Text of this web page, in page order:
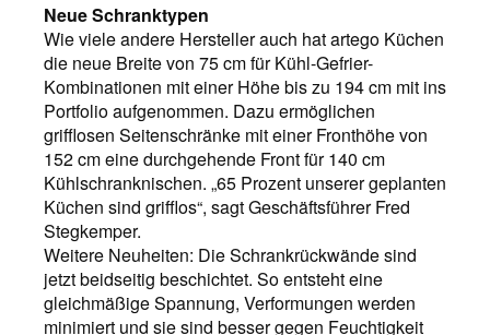
Neue Schranktypen
Wie viele andere Hersteller auch hat artego Küchen
die neue Breite von 75 cm für Kühl-Gefrier-
Kombinationen mit einer Höhe bis zu 194 cm mit ins
Portfolio aufgenommen. Dazu ermöglichen
grifflosen Seitenschränke mit einer Fronthöhe von
152 cm eine durchgehende Front für 140 cm
Kühlschranknischen. „65 Prozent unserer geplanten
Küchen sind grifflos“, sagt Geschäftsführer Fred
Stegkemper.
Weitere Neuheiten: Die Schrankrückwände sind
jetzt beidseitig beschichtet. So entsteht eine
gleichmäßige Spannung, Verformungen werden
minimiert und sie sind besser gegen Feuchtigkeit